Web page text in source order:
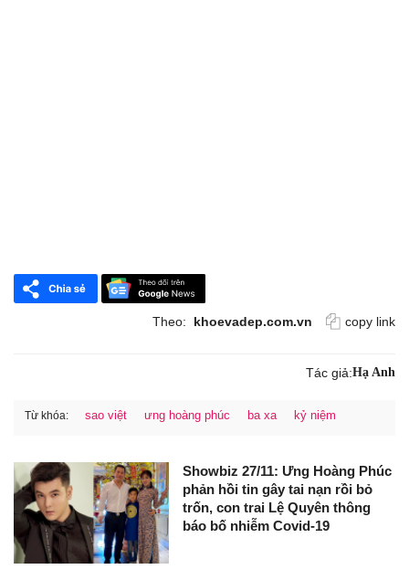
Theo: khoevadep.com.vn copy link
Tác giả:Hạ Anh
Từ khóa: sao việt ưng hoàng phúc ba xa kỷ niệm
Showbiz 27/11: Ưng Hoàng Phúc
phản hồi tin gây tai nạn rồi bỏ
trốn, con trai Lệ Quyên thông
báo bố nhiễm Covid-19